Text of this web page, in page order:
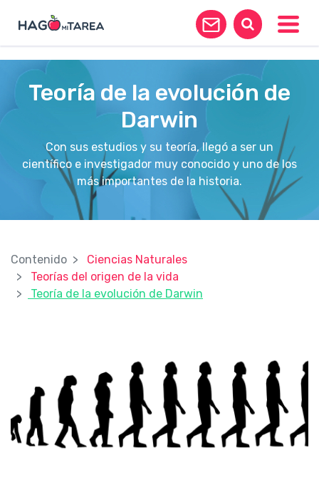
Teoría de la evolución de
Darwin
Con sus estudios y su teoría, llegó a ser un
científico e investigador muy conocido y uno de los
más importantes de la historia.
Contenido
Ciencias Naturales
Teorías del origen de la vida
Teoría de la evolución de Darwin